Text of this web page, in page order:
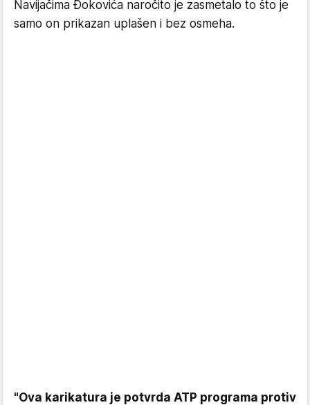
Navijačima Đokovića naročito je zasmetalo to što je
samo on prikazan uplašen i bez osmeha.
"Ova karikatura je potvrda ATP programa protiv